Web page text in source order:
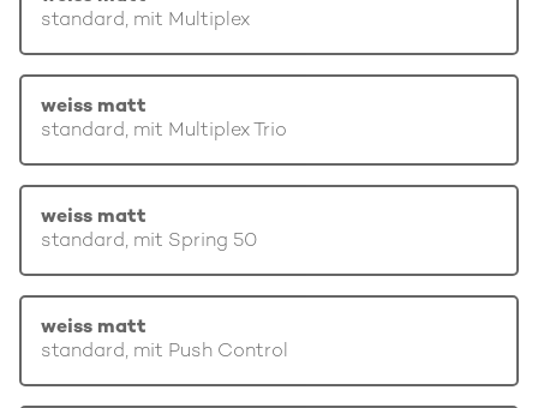
standard, mit Multiplex
weiss matt
standard, mit Multiplex Trio
weiss matt
standard, mit Spring 50
weiss matt
standard, mit Push Control